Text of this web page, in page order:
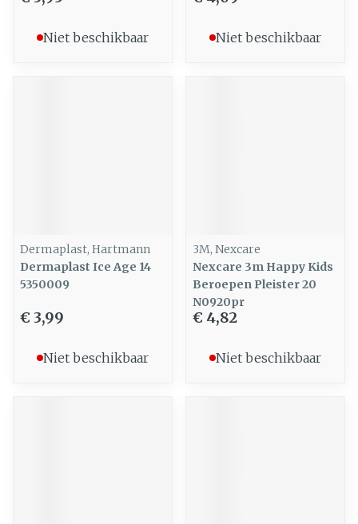
Niet beschikbaar Niet beschikbaar
Dermaplast, Hartmann
Dermaplast Ice Age 14
5350009
€ 3,99
Niet beschikbaar
3M, Nexcare
Nexcare 3m Happy Kids
Beroepen Pleister 20
N0920pr
€ 4,82
Niet beschikbaar